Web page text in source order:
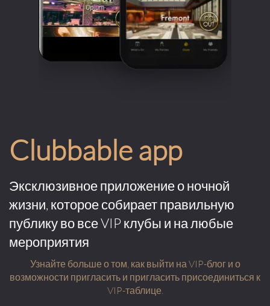
Clubbable app
Эксклюзивное приложение о ночной
жизни, которое собирает правильную
публику во все VIP клубы и на любые
мероприятия
Узнайте больше о том, как выйти на VIP-блог и о
возможности пригласить и пригласить присоединиться к
VIP-таблице.